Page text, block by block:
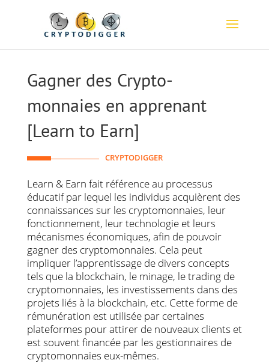
Gagner des Crypto-
monnaies en apprenant
[Learn to Earn]
CRYPTODIGGER
Learn & Earn fait référence au processus
éducatif par lequel les individus acquièrent des
connaissances sur les cryptomonnaies, leur
fonctionnement, leur technologie et leurs
mécanismes économiques, afin de pouvoir
gagner des cryptomonnaies. Cela peut
impliquer l’apprentissage de divers concepts
tels que la blockchain, le minage, le trading de
cryptomonnaies, les investissements dans des
projets liés à la blockchain, etc. Cette forme de
rémunération est utilisée par certaines
plateformes pour attirer de nouveaux clients et
est souvent financée par les gestionnaires de
cryptomonnaies eux-mêmes.